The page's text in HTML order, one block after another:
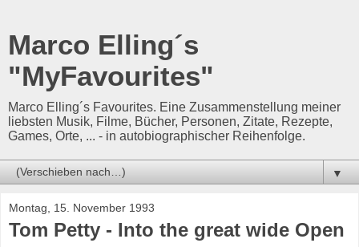
Marco Elling´s
"MyFavourites"
Marco Elling´s Favourites. Eine Zusammenstellung meiner
liebsten Musik, Filme, Bücher, Personen, Zitate, Rezepte,
Games, Orte, ... - in autobiographischer Reihenfolge.
▼
Montag, 15. November 1993
Tom Petty - Into the great wide Open